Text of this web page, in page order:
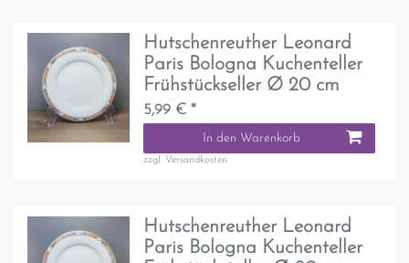
Hutschenreuther Leonard
Paris Bologna Kuchenteller
Frühstückseller Ø 20 cm
5,99 € *
In den Warenkorb
zzgl. Versandkosten
Hutschenreuther Leonard
Paris Bologna Kuchenteller